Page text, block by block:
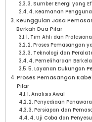
3. Sumber Energi yang
4. Keamanan
Keunggulan Jasa
Berkah Dua Pilar
1. Tim Ahli dan Profesional
2. Proses Pemasangan
3. Teknologi dan
4. Pemeliharaan
5. Layanan Dukungan
Proses Pemasangan
Pilar
1. Analisis Awal
2. Penyediaan
3. Persiapan dan
4. Uji Coba dan